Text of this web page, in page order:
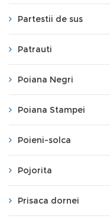
Partestii de sus
Patrauti
Poiana Negri
Poiana Stampei
Poieni-solca
Pojorita
Prisaca dornei